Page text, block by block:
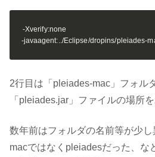
-Xverify:none
-javaagent:../Eclipse/dropins/pleiades-
2行目は「pleiades-mac」フォル
「pleiades.jar」ファイルの場所
数年前はフォルダの名前等が少
macではなくpleiadesだった、な